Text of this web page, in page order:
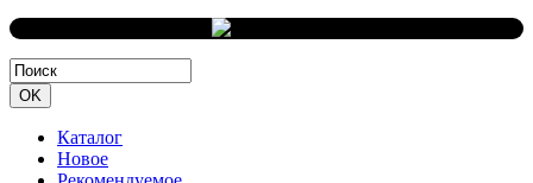
Каталог
Новое